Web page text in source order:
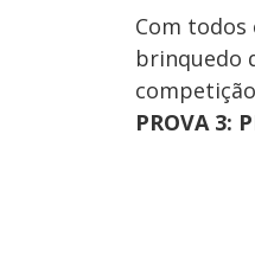
Com
brinquedo
PROVA 3: